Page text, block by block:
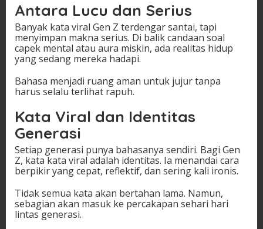
Antara Lucu dan Serius
Banyak kata viral Gen Z terdengar santai, tapi
menyimpan makna serius. Di balik candaan soal
capek mental atau aura miskin, ada realitas hidup
yang sedang mereka hadapi.
Bahasa menjadi ruang aman untuk jujur tanpa
harus selalu terlihat rapuh.
Kata Viral dan Identitas
Generasi
Setiap generasi punya bahasanya sendiri. Bagi Gen
Z, kata kata viral adalah identitas. Ia menandai cara
berpikir yang cepat, reflektif, dan sering kali ironis.
Tidak semua kata akan bertahan lama. Namun,
sebagian akan masuk ke percakapan sehari hari
lintas generasi.